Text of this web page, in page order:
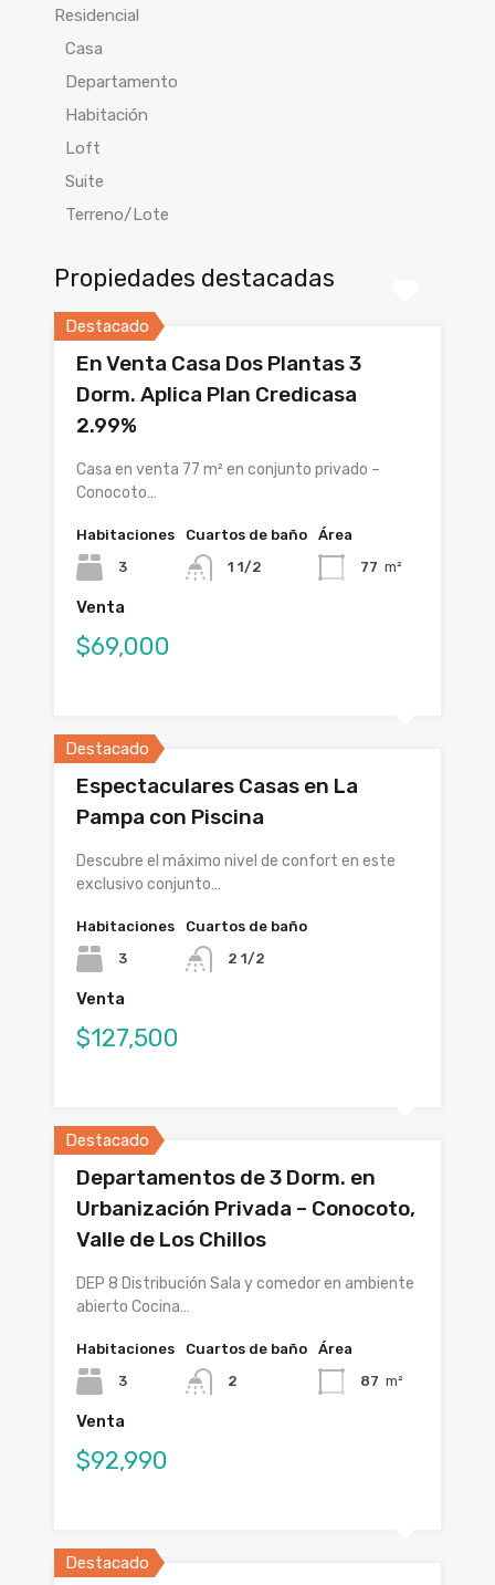
Residencial
Casa
Departamento
Habitación
Loft
Suite
Terreno/Lote
Propiedades destacadas
Destacado
En Venta Casa Dos Plantas 3
Dorm. Aplica Plan Credicasa
2.99%
Casa en venta 77 m² en conjunto privado –
Conocoto…
Habitaciones
3
Cuartos de baño
1 1/2
Área
77 m²
Venta
$69,000
Destacado
Espectaculares Casas en La
Pampa con Piscina
Descubre el máximo nivel de confort en este
exclusivo conjunto…
Habitaciones
3
Cuartos de baño
2 1/2
Venta
$127,500
Destacado
Departamentos de 3 Dorm. en
Urbanización Privada – Conocoto,
Valle de Los Chillos
DEP 8 Distribución Sala y comedor en ambiente
abierto Cocina…
Habitaciones
3
Cuartos de baño
2
Área
87 m²
Venta
$92,990
Destacado